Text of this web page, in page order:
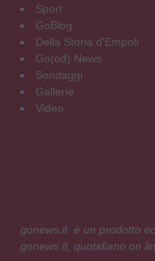
Sport
GoBlog
Della Storia d'Empoli
Go(od) News
Sondaggi
Gallerie
Video
gonews.it è un prodotto
gonews.it, quotidiano on